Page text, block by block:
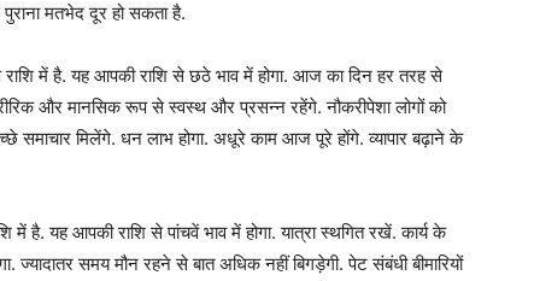
मतभेद दूर हो सकता है.
में है. यह आपकी राशि से छठे भाव में होगा. आज का दिन हर तरह से
और मानसिक रूप से स्वस्थ और प्रसन्न रहेंगे. नौकरीपेशा लोगों को
समाचार मिलेंगे. धन लाभ होगा. अधूरे काम आज पूरे होंगे. व्यापार बढ़ाने के
है. यह आपकी राशि से पांचवें भाव में होगा. यात्रा स्थगित रखें. कार्य के
समय मौन रहने से बात अधिक नहीं बिगड़ेगी. पेट संबंधी बीमारियों